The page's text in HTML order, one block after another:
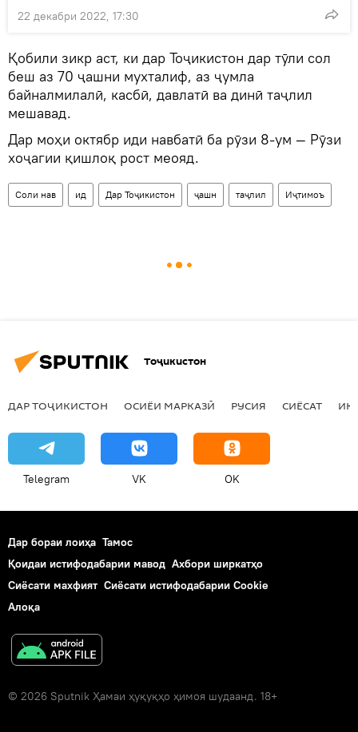
22 декабри 2022, 17:30
Қобили зикр аст, ки дар Тоҷикистон дар тӯли сол
беш аз 70 ҷашни мухталиф, аз ҷумла
байналмилалӣ, касбӣ, давлатӣ ва динӣ таҷлил
мешавад.
Дар моҳи октябр иди навбатӣ ба рӯзи 8-ум — Рӯзи
хоҷагии қишлоқ рост меояд.
Соли нав ид Дар Тоҷикистон ҷашн таҷлил Иҷтимоъ
Тоҷикистон
ДАР ТОҶИКИСТОН ОСИЁИ МАРКАЗӢ РУСИЯ СИЁСАТ
Telegram VK OK
Дар бораи лоиҳа Тамос
Қоидаи истифодабарии мавод Ахбори ширкатҳо
Сиёсати махфият Сиёсати истифодабарии Cookie
Алоқа
© 2026 Sputnik Ҳамаи ҳуқуқҳо ҳимоя шудаанд. 18+